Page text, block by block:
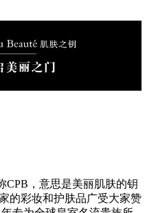
CPB，意思是美丽肌肤的钥
的彩妆和护肤品广受大家赞